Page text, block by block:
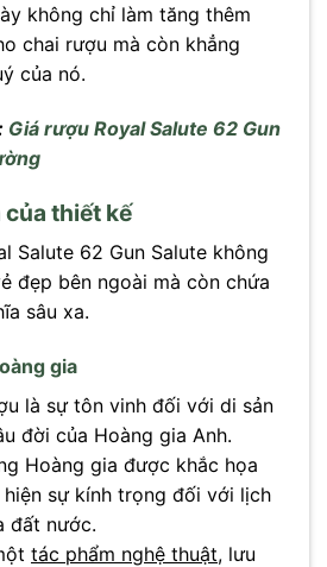
không chỉ làm tăng thêm
chai rượu mà còn khẳng
của nó.
Giá rượu Royal Salute 62 Gun
của thiết kế
Salute 62 Gun Salute không
đẹp bên ngoài mà còn chứa
sâu xa.
gia
là sự tôn vinh đối với di sản
đời của Hoàng gia Anh.
Hoàng gia được khắc họa
sự kính trọng đối với lịch
đất nước.
tác phẩm nghệ thuật, lưu